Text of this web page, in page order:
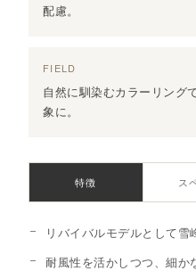
配慮。
FIELD
自然に馴染むカラーリング
象に。
特徴 ス
リバイバルモデルとして雪
耐風性を活かしつつ、細か